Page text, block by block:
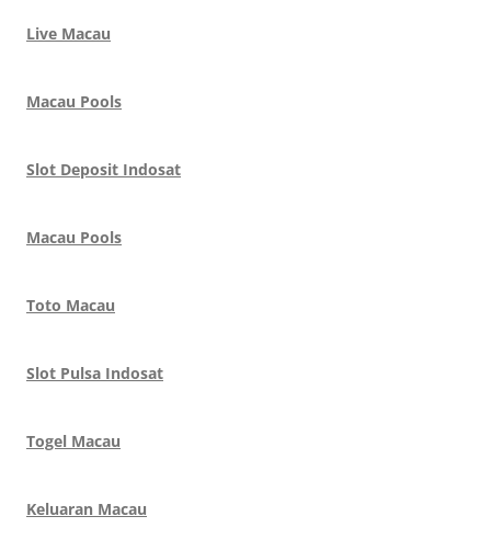
Live Macau
Macau Pools
Slot Deposit Indosat
Macau Pools
Toto Macau
Slot Pulsa Indosat
Togel Macau
Keluaran Macau